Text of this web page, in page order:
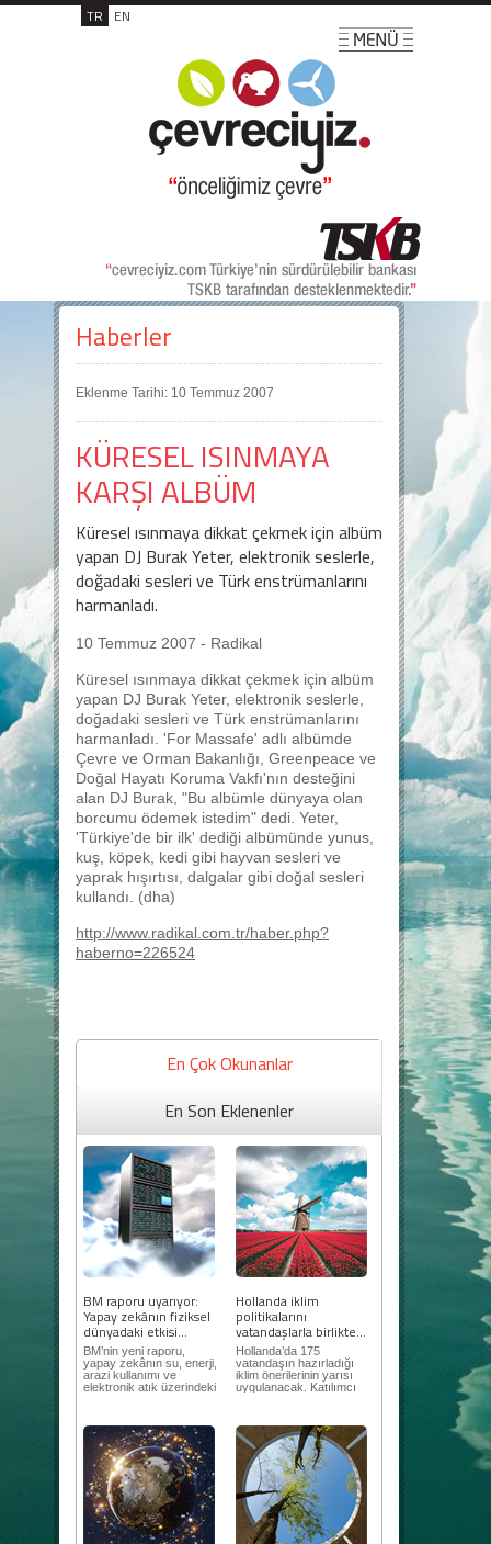
TR EN
Haberler
Eklenme Tarihi: 10 Temmuz 2007
KÜRESEL ISINMAYA
KARŞI ALBÜM
Küresel ısınmaya dikkat çekmek için albüm
yapan DJ Burak Yeter, elektronik seslerle,
doğadaki sesleri ve Türk enstrümanlarını
harmanladı.
10 Temmuz 2007 - Radikal
Küresel ısınmaya dikkat çekmek için albüm
yapan DJ Burak Yeter, elektronik seslerle,
doğadaki sesleri ve Türk enstrümanlarını
harmanladı. 'For Massafe' adlı albümde
Çevre ve Orman Bakanlığı, Greenpeace ve
Doğal Hayatı Koruma Vakfı'nın desteğini
alan DJ Burak, "Bu albümle dünyaya olan
borcumu ödemek istedim" dedi. Yeter,
'Türkiye'de bir ilk' dediği albümünde yunus,
kuş, köpek, kedi gibi hayvan sesleri ve
yaprak hışırtısı, dalgalar gibi doğal sesleri
kullandı. (dha)
http://www.radikal.com.tr/haber.php?
haberno=226524
En Çok Okunanlar
En Son Eklenenler
BM raporu uyarıyor:
Yapay zekânın fiziksel
dünyadaki etkisi...
BM’nin yeni raporu,
yapay zekânın su, enerji,
arazi kullanımı ve
elektronik atık üzerindeki
Hollanda iklim
politikalarını
vatandaşlarla birlikte...
Hollanda’da 175
vatandaşın hazırladığı
iklim önerilerinin yarısı
uygulanacak. Katılımcı